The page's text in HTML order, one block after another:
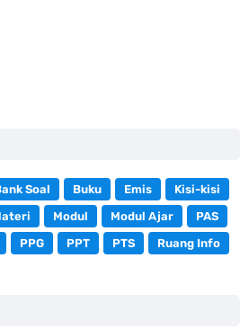
Soal Buku Emis
Kisi-kisi
Modul Modul Ajar
PAS
PPG PPT PTS
Ruang Info